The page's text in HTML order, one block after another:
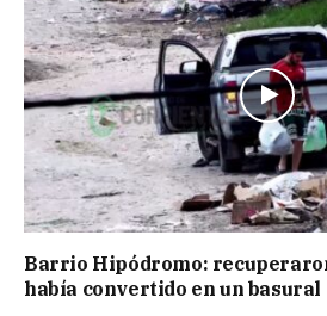
Barrio Hipódromo:
había convertido en un basural